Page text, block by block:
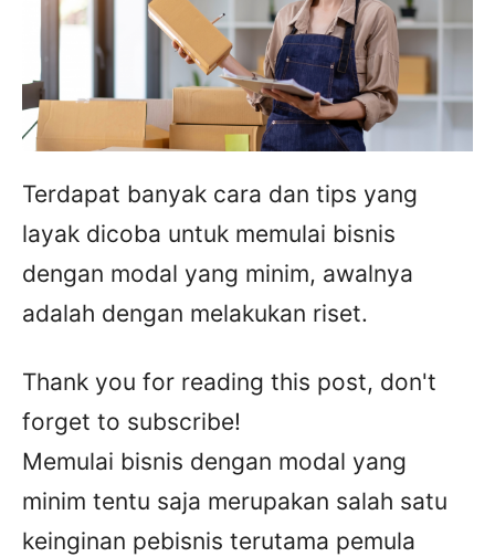
Terdapat banyak cara dan tips yang
layak dicoba untuk memulai bisnis
dengan modal yang minim, awalnya
adalah dengan melakukan riset.
Thank you for reading this post, don't
forget to subscribe!
Memulai bisnis dengan modal yang
minim tentu saja merupakan salah satu
keinginan pebisnis terutama pemula